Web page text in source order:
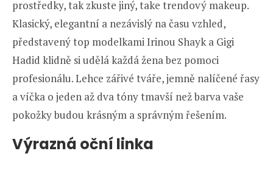
prostředky, tak zkuste jiný, take trendový makeup.
Klasický, elegantní a nezávislý na času vzhled,
představený top modelkami Irinou Shayk a Gigi
Hadid klidně si udělá každá žena bez pomoci
profesionálu. Lehce zářivé tváře, jemně nalíčené řasy
a víčka o jeden až dva tóny tmavší než barva vaše
pokožky budou krásným a správným řešením.
Výrazná oční linka